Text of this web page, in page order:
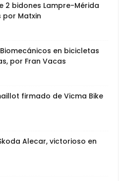
2 bidones Lampre-Mérida
Matxin
en bicicletas
por Fran Vacas
firmado de Vicma Bike
Alecar, victorioso en